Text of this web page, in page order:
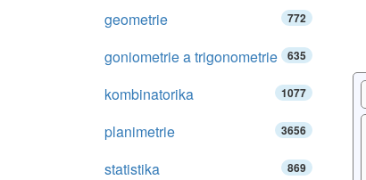
geometrie 772
goniometrie a trigonometrie 635
kombinatorika 1077
planimetrie 3656
statistika 869